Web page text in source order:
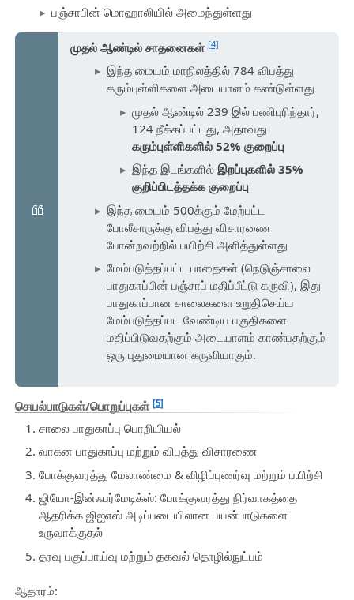
பஞ்சாபின் மொஹாலியில் அமைந்துள்ளது
முதல் ஆண்டில் சாதனைகள் [4]
இந்த மையம் மாநிலத்தில் 784 விபத்து
கரும்புள்ளிகளை அடையாளம் கண்டுள்ளது
முதல் ஆண்டில் 239 இல் பணிபுரிந்தார்,
124 நீக்கப்பட்டது, அதாவது
கரும்புள்ளிகளில் 52% குறைப்பு
இந்த இடங்களில் இறப்புகளில் 35%
குறிப்பிடத்தக்க குறைப்பு
இந்த மையம் 500க்கும் மேற்பட்ட
போலீசாருக்கு விபத்து விசாரணை
போன்றவற்றில் பயிற்சி அளித்துள்ளது
மேம்படுத்தப்பட்ட பாதைகள் (நெடுஞ்சாலை
பாதுகாப்பின் பஞ்சாப் மதிப்பீட்டு கருவி), இது
பாதுகாப்பான சாலைகளை உறுதிசெய்ய
மேம்படுத்தப்பட வேண்டிய பகுதிகளை
மதிப்பிடுவதற்கும் அடையாளம் காண்பதற்கும்
ஒரு புதுமையான கருவியாகும்.
செயல்பாடுகள்/பொறுப்புகள் [5]
சாலை பாதுகாப்பு பொறியியல்
வாகன பாதுகாப்பு மற்றும் விபத்து விசாரணை
போக்குவரத்து மேலாண்மை & விழிப்புணர்வு மற்றும் பயிற்சி
ஜியோ-இன்ஃபர்மேடிக்ஸ்: போக்குவரத்து நிர்வாகத்தை
ஆதரிக்க ஜிஐஎஸ் அடிப்படையிலான பயன்பாடுகளை
உருவாக்குதல்
தரவு பகுப்பாய்வு மற்றும் தகவல் தொழில்நுட்பம்
ஆதாரம்: